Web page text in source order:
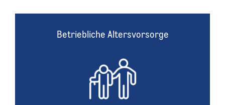
Betriebliche Altersvorsorge
Betriebliche Altersvorsorge
ein METRO-Zukunftspaket in Kooperation mit einer
Pensionskasse.